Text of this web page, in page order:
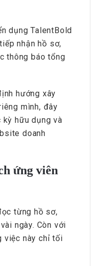
dụng TalentBold
nhận hồ sơ,
thông báo tổng
hướng xây
mình, đây
hữu dụng và
doanh
ứng viên
từng hồ sơ,
ngày. Còn với
việc này chỉ tối